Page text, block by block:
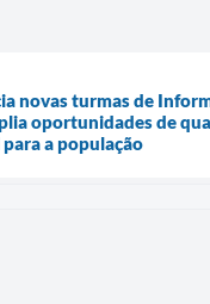
novas turmas de
oportunidades de
a população